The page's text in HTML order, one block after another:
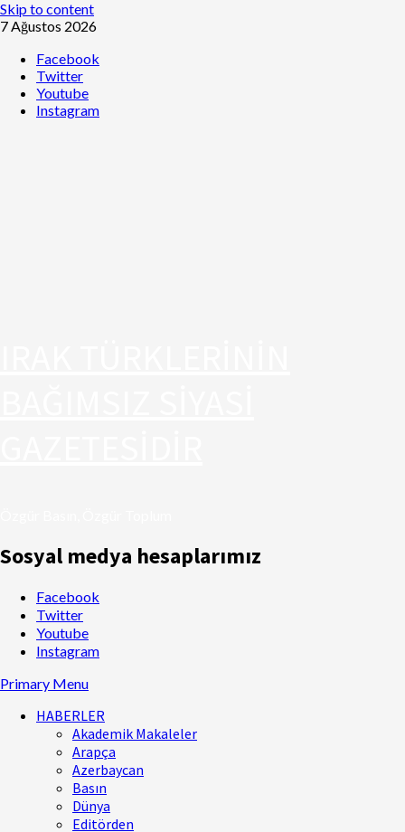
Skip to content
7 Ağustos 2026
Facebook
Twitter
Youtube
Instagram
Sosyal medya hesaplarımız
Facebook
Twitter
Youtube
Instagram
Primary Menu
HABERLER
Akademik Makaleler
Arapça
Azerbaycan
Basın
Dünya
Editörden